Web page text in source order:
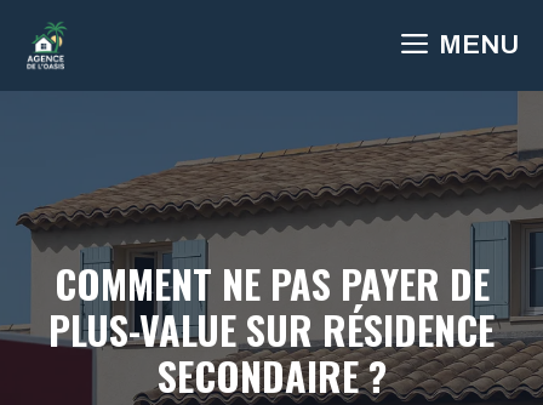
MENU
COMMENT NE PAS PAYER DE
PLUS-VALUE SUR RÉSIDENCE
SECONDAIRE ?